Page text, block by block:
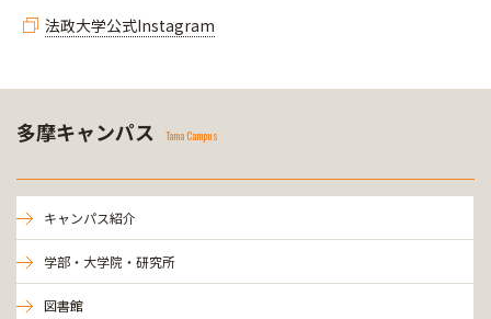
法政大学公式Instagram
多摩キャンパス Tama Campus
キャンパス紹介
学部・大学院・研究所
図書館